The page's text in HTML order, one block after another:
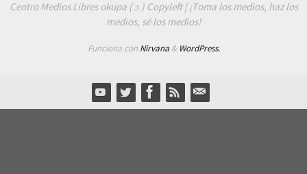
Centro Medios Libres okupa ( ɔ ) Copyleft | ¡Toma los medios, haz los
medios, sé los medios!
Funciona con Nirvana& WordPress.